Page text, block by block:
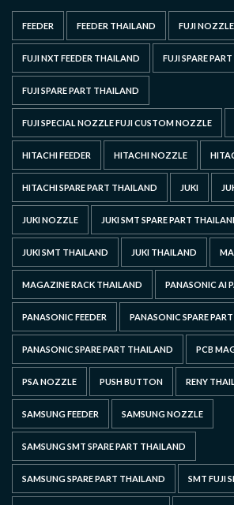
FEEDER FEEDER THAILAND FUJI NOZZLE
FUJI NXT FEEDER THAILAND FUJI SPARE PART
FUJI SPARE PART THAILAND
FUJI SPECIAL NOZZLE FUJI CUSTOM NOZZLE
HITACHI FEEDER HITACHI NOZZLE
HITACHI SPARE PART THAILAND JUKI
JUKI NOZZLE JUKI SMT SPARE PART
JUKI SMT THAILAND JUKI THAILAND
MAGAZINE RACK THAILAND PANASONIC AI
PANASONIC FEEDER PANASONIC SPARE PART
PANASONIC SPARE PART THAILAND PCB
PSA NOZZLE PUSH BUTTON RENY
SAMSUNG FEEDER SAMSUNG NOZZLE
SAMSUNG SMT SPARE PART THAILAND
SAMSUNG SPARE PART THAILAND SMT FUJI